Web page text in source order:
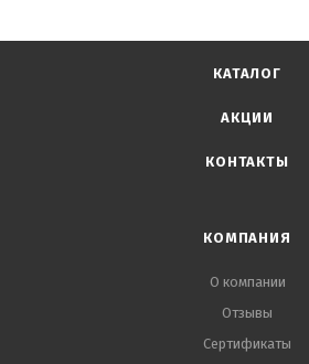
КАТАЛОГ
АКЦИИ
КОНТАКТЫ
КОМПАНИЯ
О компании
Отзывы
Сертификаты